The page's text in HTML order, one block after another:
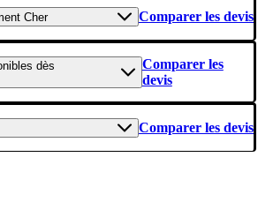
Cher Comparer les devis
dès
Comparer les
devis
Comparer les devis